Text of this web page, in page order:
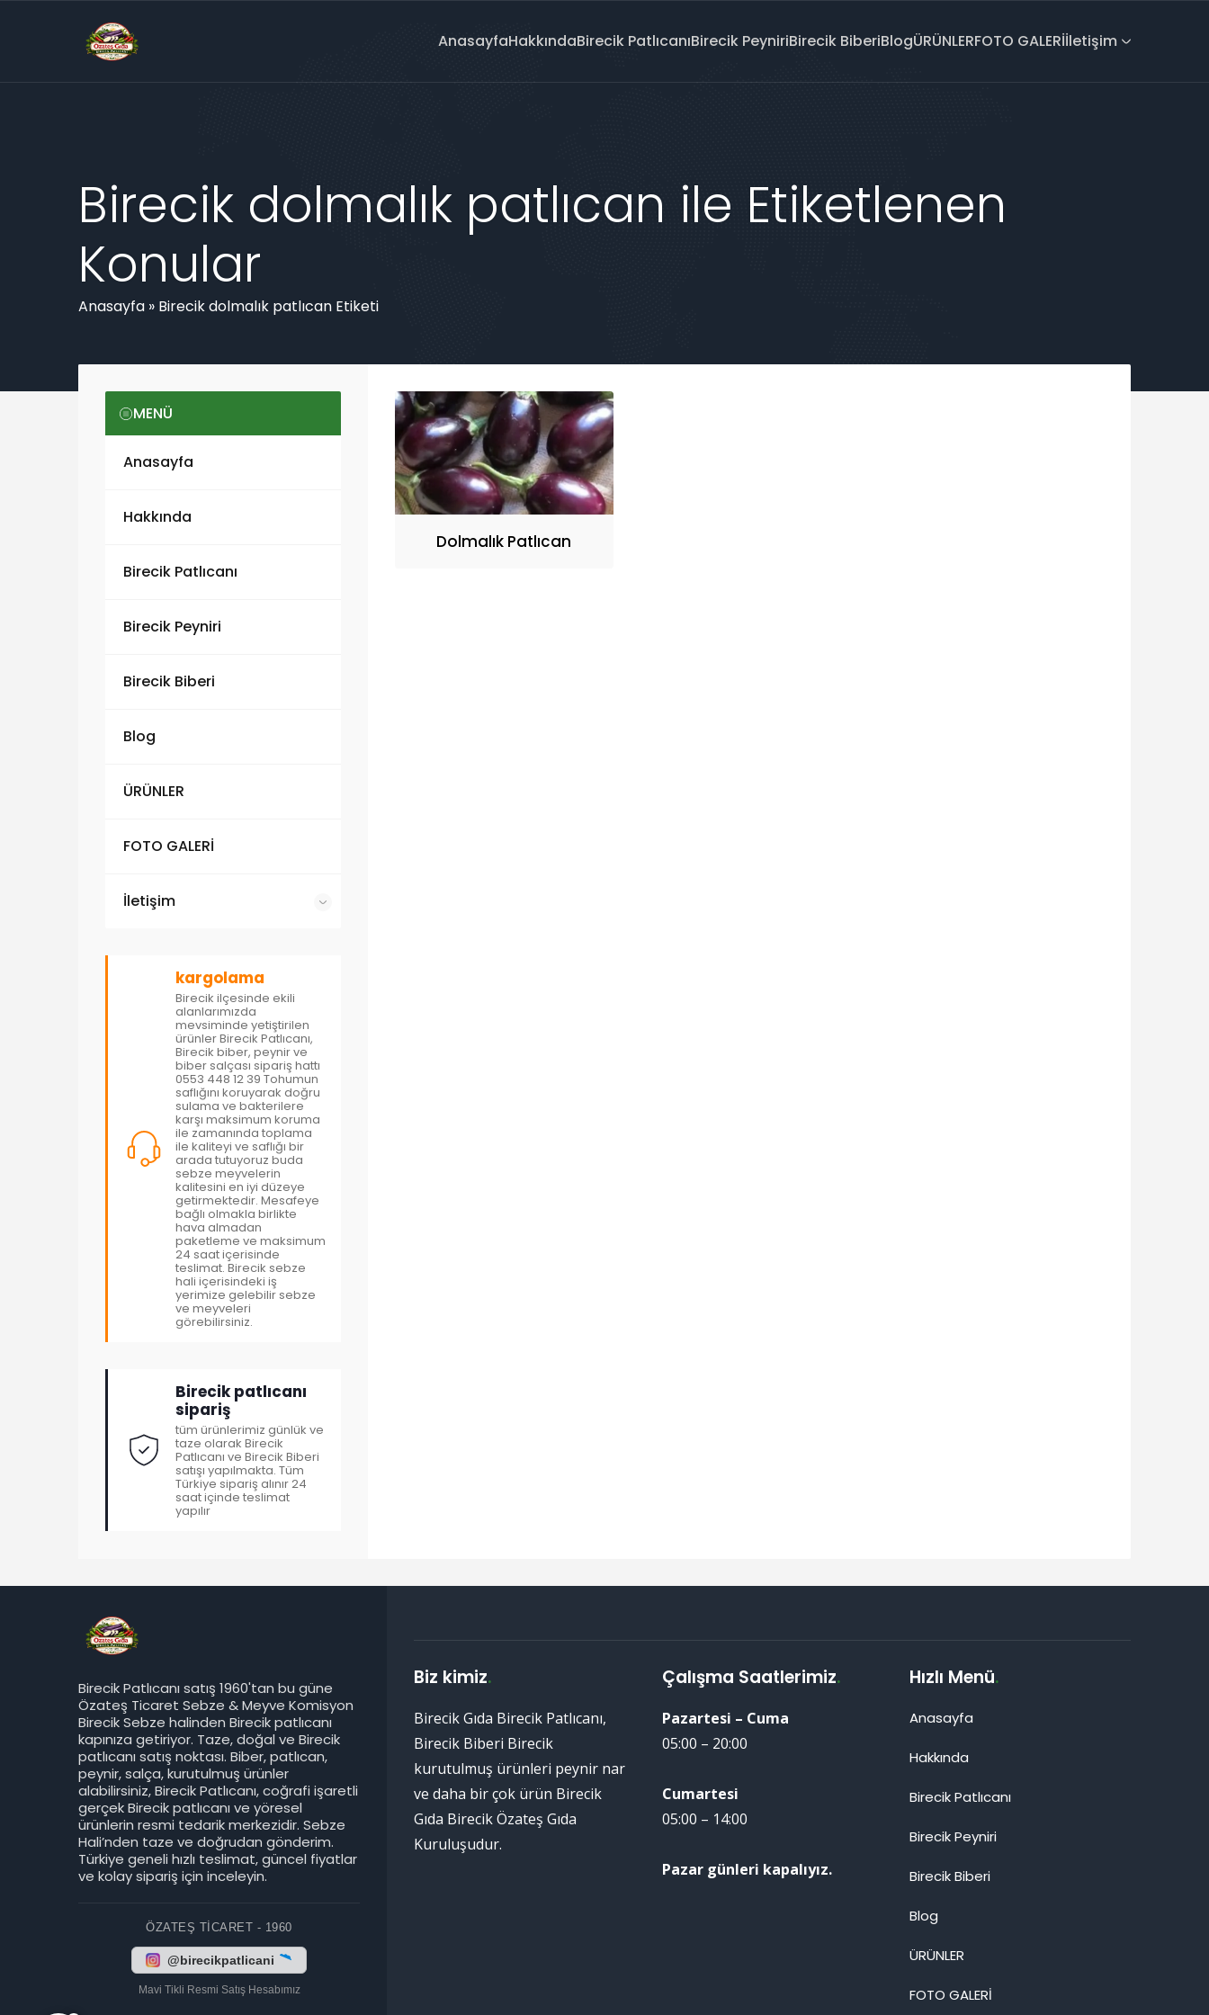
AnasayfaHakkındaBirecik PatlıcanıBirecik PeyniriBirecik BiberiBlogÜRÜNLERFOTO GALERİİletişim
Birecik dolmalık patlıcan ile Etiketlenen
Konular
Anasayfa » Birecik dolmalık patlıcan Etiketi
Dolmalık Patlıcan
MENÜ
Anasayfa
Hakkında
Birecik Patlıcanı
Birecik Peyniri
Birecik Biberi
Blog
ÜRÜNLER
FOTO GALERİ
İletişim
kargolama
Birecik ilçesinde ekili
alanlarımızda
mevsiminde yetiştirilen
ürünler Birecik Patlıcanı,
Birecik biber, peynir ve
biber salçası sipariş hattı
0553 448 12 39 Tohumun
saflığını koruyarak doğru
sulama ve bakterilere
karşı maksimum koruma
ile zamanında toplama
ile kaliteyi ve saflığı bir
arada tutuyoruz buda
sebze meyvelerin
kalitesini en iyi düzeye
getirmektedir. Mesafeye
bağlı olmakla birlikte
hava almadan
paketleme ve maksimum
24 saat içerisinde
teslimat. Birecik sebze
hali içerisindeki iş
yerimize gelebilir sebze
ve meyveleri
görebilirsiniz.
Birecik patlıcanı
sipariş
tüm ürünlerimiz günlük ve
taze olarak Birecik
Patlıcanı ve Birecik Biberi
satışı yapılmakta. Tüm
Türkiye sipariş alınır 24
saat içinde teslimat
yapılır
Birecik Patlıcanı satış 1960'tan bu güne
Özateş Ticaret Sebze & Meyve Komisyon
Birecik Sebze halinden Birecik patlıcanı
kapınıza getiriyor. Taze, doğal ve Birecik
patlıcanı satış noktası. Biber, patlıcan,
peynir, salça, kurutulmuş ürünler
alabilirsiniz, Birecik Patlıcanı, coğrafi işaretli
gerçek Birecik patlıcanı ve yöresel
ürünlerin resmi tedarik merkezidir. Sebze
Hali’nden taze ve doğrudan gönderim.
Türkiye geneli hızlı teslimat, güncel fiyatlar
ve kolay sipariş için inceleyin.
ÖZATEŞ TICARET - 1960
@birecikpatlicani
Mavi Tikli Resmi Satış Hesabımız
Biz kimiz.
Birecik Gıda Birecik Patlıcanı,
Birecik Biberi Birecik
kurutulmuş ürünleri peynir nar
ve daha bir çok ürün Birecik
Gıda Birecik Özateş Gıda
Kuruluşudur.
Çalışma Saatlerimiz.
Pazartesi – Cuma
05:00 – 20:00
Cumartesi
05:00 – 14:00
Pazar günleri kapalıyız.
Hızlı Menü.
Anasayfa
Hakkında
Birecik Patlıcanı
Birecik Peyniri
Birecik Biberi
Blog
ÜRÜNLER
FOTO GALERİ
Birecik Patlıcanı
Cevap Yaz